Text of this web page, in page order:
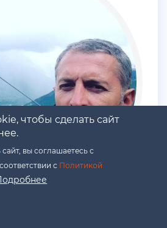
чтобы сделать сайт
вы соглашаетесь с
с Политикой